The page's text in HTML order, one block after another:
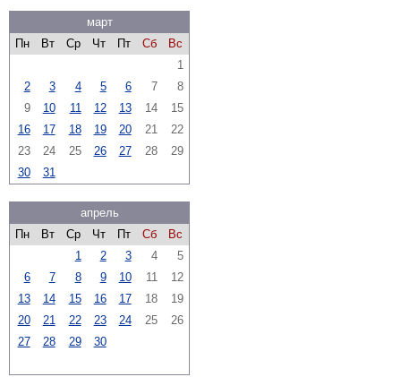
март
Пн
Вт Ср Чт Пт Сб
Вс
1
2
3 4 5 6 7
8
9
10 11 12 13 14
15
16
17 18 19 20 21
22
23
24 25 26 27 28
29
30
31
апрель
Пн
Вт Ср Чт Пт Сб
Вс
1
2 3 4
5
6
7 8 9 10 11
12
13
14 15 16 17 18
19
20
21 22 23 24 25
26
27
28 29 30